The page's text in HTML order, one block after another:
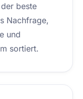
beste
Nachfrage,
und
sortiert.